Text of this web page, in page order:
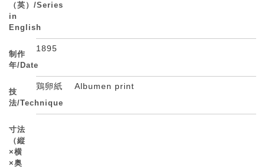
（英）/Series
in
English
制作
年/Date
1895
技
法/Technique
鶏卵紙 Albumen print
寸法
（縦
×横
×奥